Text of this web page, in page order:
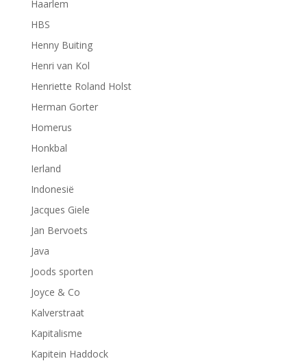
Haarlem
HBS
Henny Buiting
Henri van Kol
Henriette Roland Holst
Herman Gorter
Homerus
Honkbal
Ierland
Indonesië
Jacques Giele
Jan Bervoets
Java
Joods sporten
Joyce & Co
Kalverstraat
Kapitalisme
Kapitein Haddock